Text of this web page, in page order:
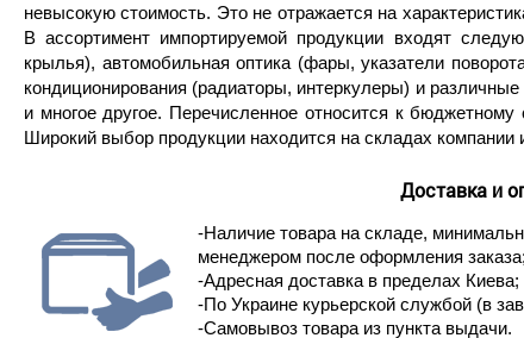
невысокую стоимость. Это не отражается на
В ассортимент импортируемой продукции входят
крылья), автомобильная оптика (фары, указатели
кондиционирования (радиаторы, интеркулеры) и
и многое другое. Перечисленное относится к
Широкий выбор продукции находится на складах компании
Доставка и
-Наличие товара на складе,
менеджером после оформления заказа;
-Адресная доставка в пределах Киева;
-По Украине курьерской службой (в
-Самовывоз товара из пункта выдачи.